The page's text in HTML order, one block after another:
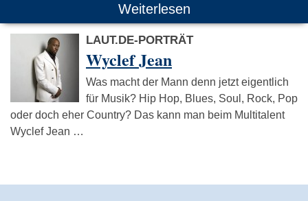
Weiterlesen
LAUT.DE-PORTRÄT
Wyclef Jean
Was macht der Mann denn jetzt eigentlich
für Musik? Hip Hop, Blues, Soul, Rock, Pop
oder doch eher Country? Das kann man beim Multitalent
Wyclef Jean …